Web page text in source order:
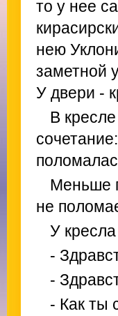
то у нее
нею
заметной
У двери -
В
Меньше
не
У
-
-
- Как ты